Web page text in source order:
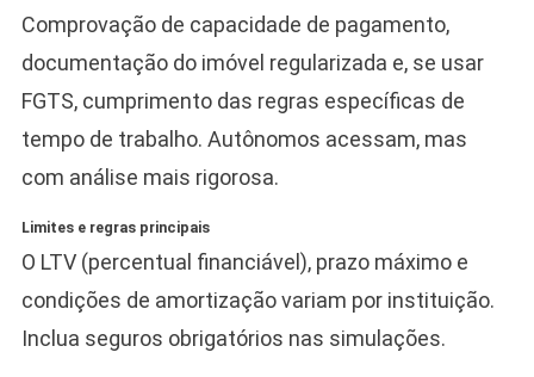
Comprovação de capacidade de pagamento,
documentação do imóvel regularizada e, se usar
FGTS, cumprimento das regras específicas de
tempo de trabalho. Autônomos acessam, mas
com análise mais rigorosa.
Limites e regras principais
O LTV (percentual financiável), prazo máximo e
condições de amortização variam por instituição.
Inclua seguros obrigatórios nas simulações.